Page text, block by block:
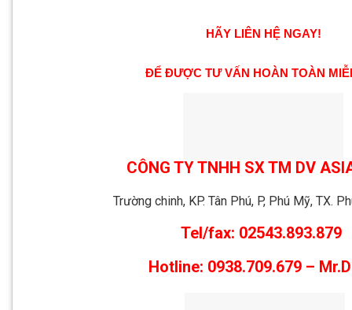
HÃY LIÊN HỆ NGAY!
ĐỂ ĐƯỢC TƯ VẤN HOÀN TOÀN
CÔNG TY TNHH SX TM DV
Trường chinh, KP. Tân Phú, P, Phú Mỹ, TX.
Tel/fax: 02543.893.879
Hotline: 0938.709.679 –